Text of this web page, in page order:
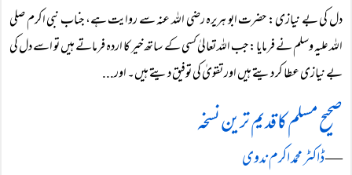
دل کی بے نیازی: حضرت ابو ہریرہ رضی اللہ عنہ سے روایت ہے، جناب نبی اکرم صلی
اللہ علیہ وسلم نے فرمایا: جب اللہ تعالیٰ کسی کے ساتھ خیر کا اردہ فرماتے ہیں تو اسے دل کی
بے نیازی عطا کر دیتے ہیں اور تقویٰ کی توفیق دیتے ہیں۔ اور...
صحیح مسلم کا قدیم ترین نسخہ
―ڈاکٹر محمد اکرم ندوی